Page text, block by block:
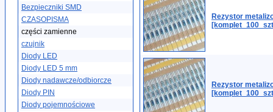
Bezpieczniki SMD
CZASOPISMA
części zamienne
czujnik
Diody LED
Diody LED 5 mm
Diody nadawcze/odbiorcze
Diody PIN
Diody pojemnościowe
Rezystor
Rezystor